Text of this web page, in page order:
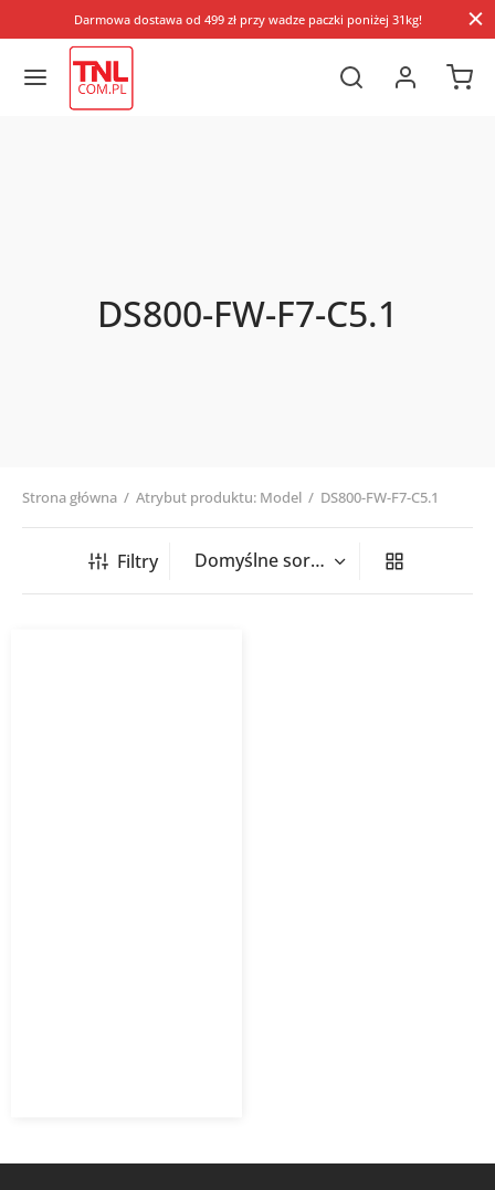
Darmowa dostawa od 499 zł przy wadze paczki poniżej 31kg!
DS800-FW-F7-C5.1
Strona główna / Atrybut produktu: Model / DS800-FW-F7-C5.1
Filtry